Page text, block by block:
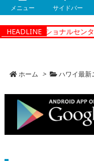
メニュー サイドバー
HEADLINE
ーコレクショナルセンタ
ホーム > ハワイ最新